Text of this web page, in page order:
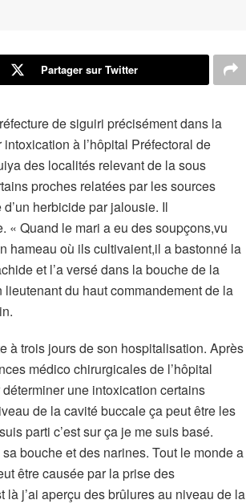
Partager sur Twitter
de siguiri précisément dans la
à l’hôpital Préfectoral de
des localités relevant de la sous
proches relatées par les sources
herbicide par jalousie. Il
« Quand le mari a eu des soupçons,vu
hameau où ils cultivaient,il a bastonné la
et l’a versé dans la bouche de la
du haut commandement de la
à trois jours de son hospitalisation. Après
médico chirurgicales de l’hôpital
une intoxication certains
de la cavité buccale ça peut être les
parti c’est sur ça je me suis basé.
bouche et des narines. Tout le monde a
être causée par la prise des
j’ai aperçu des brûlures au niveau de la